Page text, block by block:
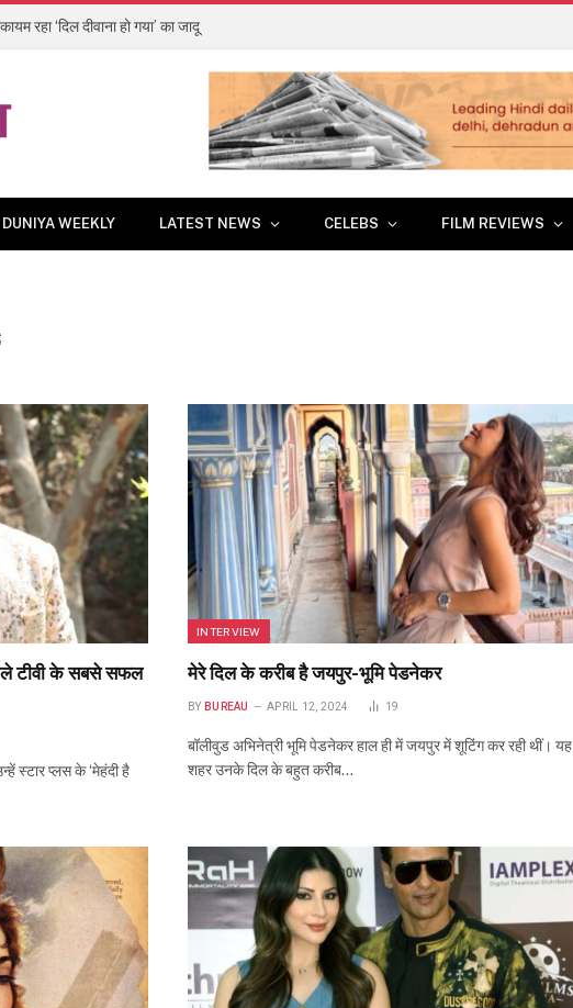
रहा ‘दिल दीवाना हो गया’ का जादू
WEEKLY LATEST NEWS CELEBS FILM REVIEWS
टीवी के सबसे सफल
स्टार प्लस के ‘मेहंदी है
INTERVIEW
मेरे दिल के करीब है जयपुर-भूमि पेडनेकर
BY BUREAU APRIL 12, 2024 19
बॉलीवुड अभिनेत्री भूमि पेडनेकर हाल ही में जयपुर में शूटिंग कर रही थीं। यह
शहर उनके दिल के बहुत करीब…